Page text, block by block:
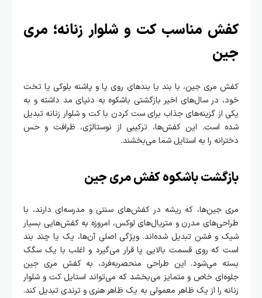
کفش مناسب کت و شلوار زنانه؛ مری
جین
کفش مری جین، با بند یا بندهای روی پا و پاشنه بلوکی یا تخت
خود، در سال‌های اخیر بازگشتی باشکوه به دنیای مد داشته و به
یکی از گزینه‌های جذاب برای ست کردن با کت و شلوار زنانه تبدیل
شده است. این کفش‌ها، ترکیبی از نوستالژی، ظرافت و حس
دخترانه را به استایل شما می‌بخشند.
بازگشت باشکوه کفش مری جین
مری جین‌ها، که ریشه در کفش‌های سنتی و مدرسه‌ای دارند، با
طراحی‌های مدرن و متریال‌های لوکس، امروزه به کفش‌هایی بسیار
شیک و فشن تبدیل شده‌اند. ویژگی اصلی آن‌ها، یک یا چند بند
است که روی قسمت بالایی پا قرار می‌گیرد و اغلب با یک سگک
بسته می‌شود. این طراحی منحصربه‌فرد، به کفش مری جین
جلوه‌ای خاص و متمایز می‌بخشد که می‌تواند استایل کت و شلوار
زنانه را از یک ظاهر معمولی به یک ظاهر هنری و ترندی تبدیل کند.